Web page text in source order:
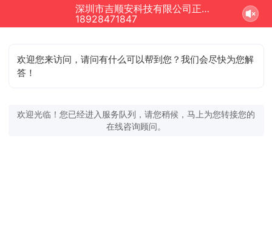
深圳市吉顺安科技有限公司正在为您服务
18928471847
欢迎您来访问，请问有什么可以帮到您？我们会尽快为您解
答！
欢迎光临！您已经进入服务队列，请您稍候，马上为您转接您的
在线咨询顾问。